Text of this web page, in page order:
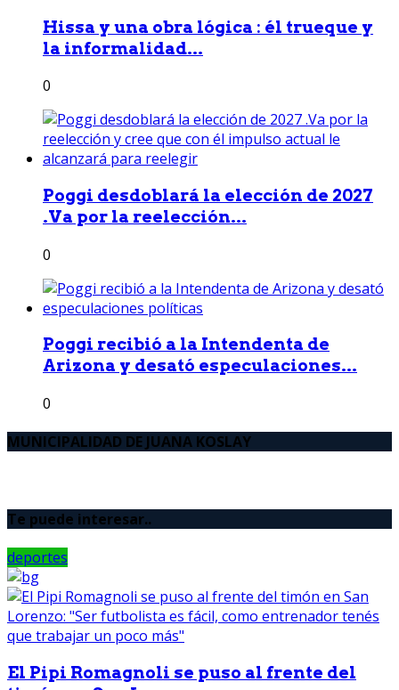
Hissa y una obra lógica : él trueque y
la informalidad...
0
Poggi desdoblará la elección de 2027
.Va por la reelección...
0
Poggi recibió a la Intendenta de
Arizona y desató especulaciones...
0
MUNICIPALIDAD DE JUANA KOSLAY
Te puede interesar..
deportes
El Pipi Romagnoli se puso al frente del